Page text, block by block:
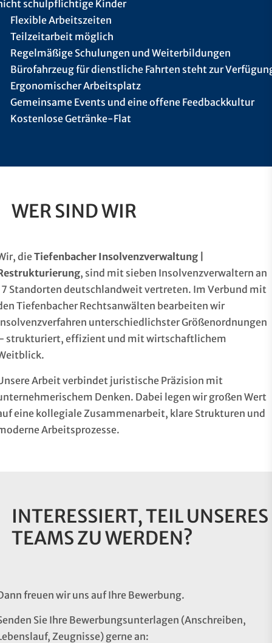
schulpflichtige Kinder
Flexible Arbeitszeiten
Teilzeitarbeit möglich
Regelmäßige Schulungen und Weiterbildungen
Bürofahrzeug für dienstliche Fahrten steht zur
Ergonomischer Arbeitsplatz
Gemeinsame Events und eine offene Feedbackkultur
Kostenlose Getränke-Flat
WER SIND WIR
die Tiefenbacher Insolvenzverwaltung |
, sind mit sieben Insolvenzverwaltern an
Standorten deutschlandweit vertreten. Im Verbund mit
Tiefenbacher Rechtsanwälten bearbeiten wir
unterschiedlichster Größenordnungen
strukturiert, effizient und mit wirtschaftlichem
Arbeit verbindet juristische Präzision mit
Denken. Dabei legen wir großen Wert
eine kollegiale Zusammenarbeit, klare Strukturen und
Arbeitsprozesse.
INTERESSIERT, TEIL UNSERES
TEAMS ZU WERDEN?
freuen wir uns auf Ihre Bewerbung.
Sie Ihre Bewerbungsunterlagen (Anschreiben,
Zeugnisse) gerne an: